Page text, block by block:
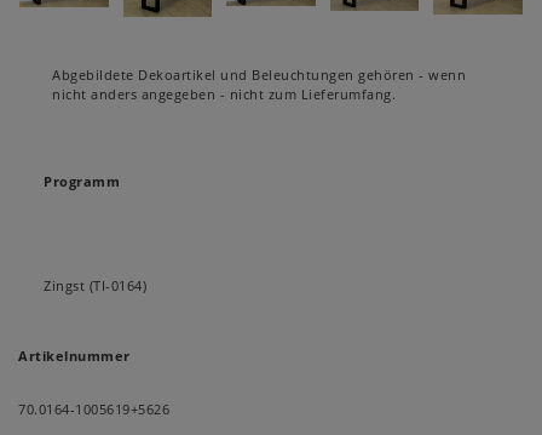
Abgebildete Dekoartikel und Beleuchtungen gehören - wenn
nicht anders angegeben - nicht zum Lieferumfang.
Programm
Zingst (TI-0164)
Artikelnummer
70.0164-1005619+5626